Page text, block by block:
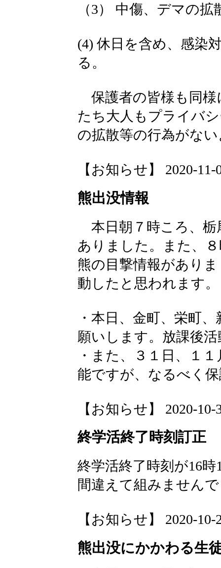
（3） 中傷、デマの
(4) 休日を含め、感染
る。
保護者の皆様も同様
たち大人もプライバ
の拡散等の行為がな
【お知らせ】 2020-11-
熊出没情報
本日朝７時ころ、栃
ありました。また、
熊の目撃情報があり
動したと思われます。
・本日、金町、栄町
願いします。放課後
・また、３１日、１
能ですが、なるべく
【お知らせ】 2020-10-
終学活終了時刻訂正
終学活終了時刻が16
間違えて組みません
【お知らせ】 2020-10-
熊出没にかかわる生